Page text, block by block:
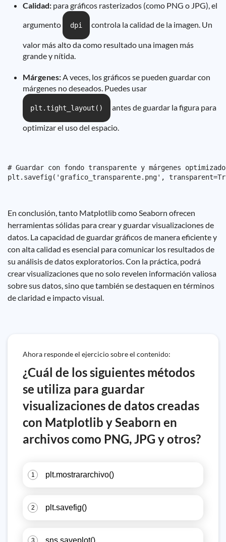
Calidad: para gráficos rasterizados (como PNG o JPG), el
argumento
dpi controla la calidad de la imagen. Un
valor más alto da como resultado una imagen más
grande y nítida.
Márgenes:A veces, los gráficos se pueden guardar con
márgenes no deseados. Puedes usar
plt.tight_layout() antes de guardar la figura para
optimizar el uso del espacio.
# Guardar con fondo transparente y márgenes
En conclusión, tanto Matplotlib como Seaborn ofrecen
herramientas sólidas para crear y guardar visualizaciones de
datos. La capacidad de guardar gráficos de manera eficiente y
con alta calidad es esencial para comunicar los resultados de
su análisis de datos exploratorios. Con la práctica, podrá
crear visualizaciones que no solo revelen información valiosa
sobre sus datos, sino que también se destaquen en términos
de claridad e impacto visual.
Ahora responde el ejercicio sobre el contenido:
¿Cuál de los siguientes métodos
se utiliza para guardar
visualizaciones de datos creadas
con Matplotlib y Seaborn en
archivos como PNG, JPG y otros?
1 plt.mostrararchivo()
2 plt.savefig()
3 sns.saveplot()